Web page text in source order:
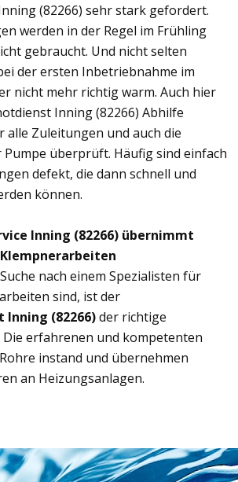
(82266) sehr stark gefordert.
werden in der Regel im Frühling
gebraucht. Und nicht selten
der ersten Inbetriebnahme im
nicht mehr richtig warm. Auch hier
Inning (82266) Abhilfe
alle Zuleitungen und auch die
überprüft. Häufig sind einfach
defekt, die dann schnell und
können.
Inning (82266) übernimmt
nach einem Spezialisten für
sind, ist der
(82266)der richtige
erfahrenen und kompetenten
instand und übernehmen
an Heizungsanlagen.